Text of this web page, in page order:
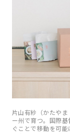
片山有紗（かたや
ー州で育つ。国際
ぐことで移動を可